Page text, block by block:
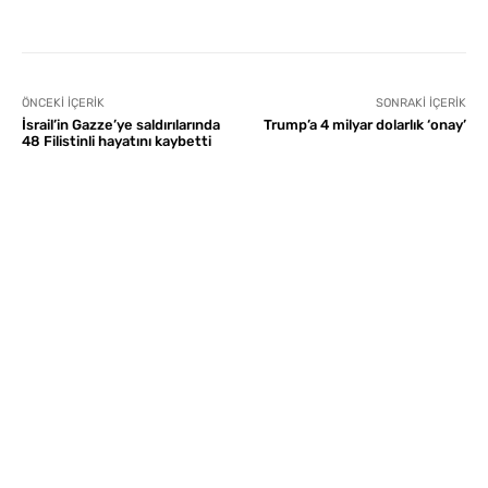
ÖNCEKI İÇERIK
İsrail’in Gazze’ye saldırılarında
48 Filistinli hayatını kaybetti
SONRAKI İÇERIK
Trump’a 4 milyar dolarlık ‘onay’